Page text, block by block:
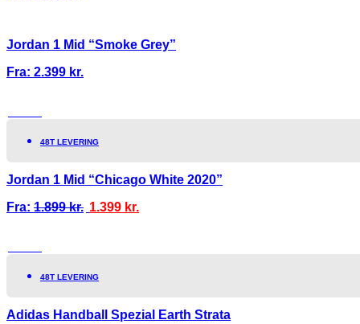
Jordan 1 Mid “Smoke Grey”
Fra: 2.399 kr.
48T LEVERING
Jordan 1 Mid “Chicago White 2020”
Fra: 1.899kr. 1.399 kr.
48T LEVERING
Adidas Handball Spezial Earth Strata